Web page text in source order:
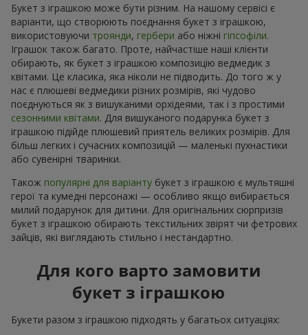
Букет з іграшкою може бути різним. На нашому сервісі є
варіанти, що створюють поєднання букет з іграшкою,
використовуючи троянди, гербери або ніжні гіпсофіли.
Іграшок також багато. Проте, найчастіше наші клієнти
обирають, як букет з іграшкою композицію ведмедик з
квітами. Це класика, яка ніколи не підводить. До того ж у
нас є плюшеві ведмедики різних розмірів, які чудово
поєднуються як з вишуканими орхідеями, так і з простими
сезонними квітами. Для вишуканого подарунка букет з
іграшкою підійде плюшевий приятель великих розмірів. Для
більш легких і сучасних композицій — маленькі пухнастики
або сувенірні тваринки.
Також популярні для варіанту букет з іграшкою є мультяшні
герої та кумедні персонажі — особливо якщо вибирається
милий подарунок для дитини. Для оригінальних сюрпризів
букет з іграшкою обирають текстильних звірят чи фетрових
зайців, які виглядають стильно і нестандартно.
Для кого варто замовити
букет з іграшкою
Букети разом з іграшкою підходять у багатьох ситуаціях: